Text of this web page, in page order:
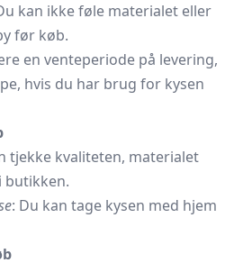
kan ikke føle materialet eller
før køb.
en venteperiode på levering,
hvis du har brug for kysen
tjekke kvaliteten, materialet
butikken.
: Du kan tage kysen med hjem